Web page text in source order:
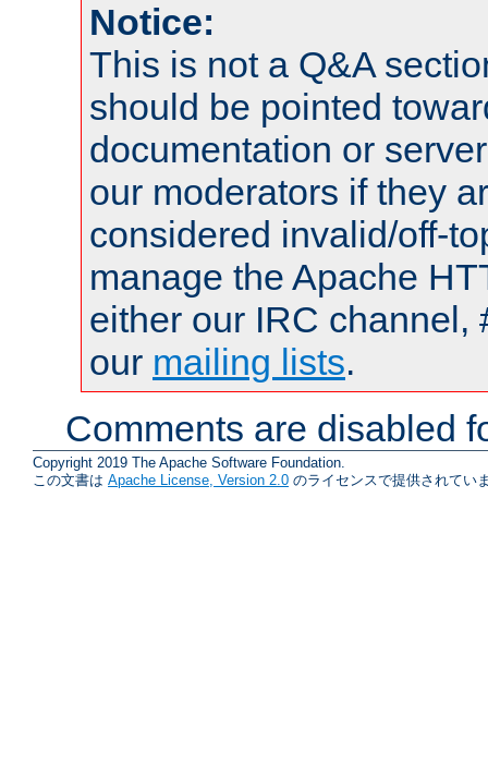
Notice:
This is not a Q&A
should be pointed
documentation or
our moderators if they
considered invalid/off-
manage the Apache
either our IRC channel,
our mailing lists.
Comments are disabled
Copyright 2019 The Apache Software Foundation.
この文書は Apache License, Version 2.0 のライセンスで提供されてい